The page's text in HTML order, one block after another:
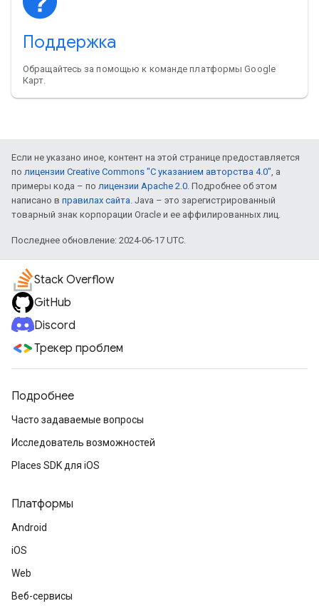
Поддержка
Обращайтесь за помощью к команде платформы Google
Карт.
Если не указано иное, контент на этой странице предоставляется
по лицензии Creative Commons "С указанием авторства 4.0" , а
примеры кода – по лицензии Apache 2.0 . Подробнее об этом
написано в правилах сайта . Java – это зарегистрированный
товарный знак корпорации Oracle и ее аффилированных лиц.
Последнее обновление: 2024-06-17 UTC.
Stack Overflow
GitHub
Discord
Трекер проблем
Подробнее
Часто задаваемые вопросы
Исследователь возможностей
Places SDK для iOS
Платформы
Android
iOS
Web
Веб-сервисы